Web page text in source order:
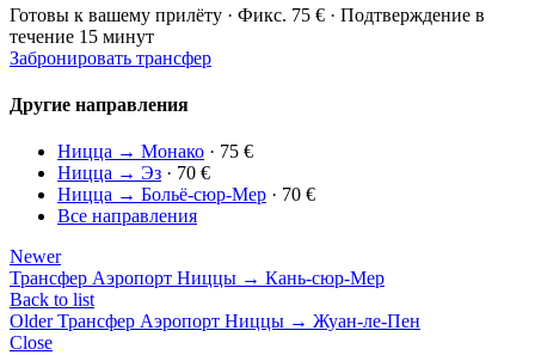
Готовы к вашему прилёту · Фикс. 75 € · Подтверждение в
течение 15 минут
Забронировать трансфер
Другие направления
Ницца → Монако · 75 €
Ницца → Эз · 70 €
Ницца → Больё-сюр-Мер · 70 €
Все направления
Newer
Трансфер Аэропорт Ниццы → Кань-сюр-Мер
Back to list
Older Трансфер Аэропорт Ниццы → Жуан-ле-Пен
Close